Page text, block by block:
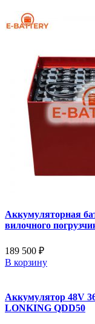
Аккумуляторная
вилочного
189 500 ₽
В корзину
Аккумулятор 48V
LONKING QDD50